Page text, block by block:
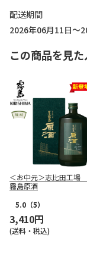
配送期間
2026年06月11日～
この商品を見
＜お中元＞志比田工場
霧島原酒
5.0 （5）
3,410円
(送料・税込)